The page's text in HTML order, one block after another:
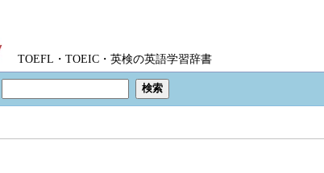
TOEFL・TOEIC・英検の英語学習辞書